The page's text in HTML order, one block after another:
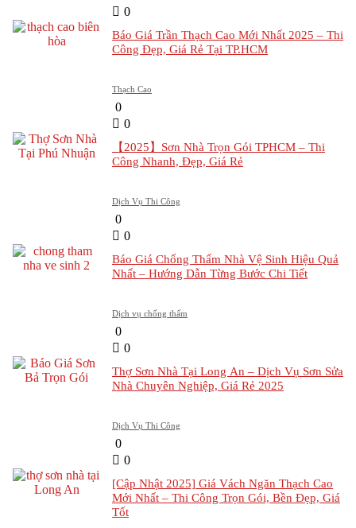
0
Báo Giá Trần Thạch Cao Mới Nhất 2025 – Thi
Công Đẹp, Giá Rẻ Tại TP.HCM
Thạch Cao
0
0
【2025】Sơn Nhà Trọn Gói TPHCM – Thi
Công Nhanh, Đẹp, Giá Rẻ
Dịch Vụ Thi Công
0
0
Báo Giá Chống Thấm Nhà Vệ Sinh Hiệu Quả
Nhất – Hướng Dẫn Từng Bước Chi Tiết
Dịch vụ chống thấm
0
0
Thợ Sơn Nhà Tại Long An – Dịch Vụ Sơn Sửa
Nhà Chuyên Nghiệp, Giá Rẻ 2025
Dịch Vụ Thi Công
0
0
[Cập Nhật 2025] Giá Vách Ngăn Thạch Cao
Mới Nhất – Thi Công Trọn Gói, Bền Đẹp, Giá
Tốt